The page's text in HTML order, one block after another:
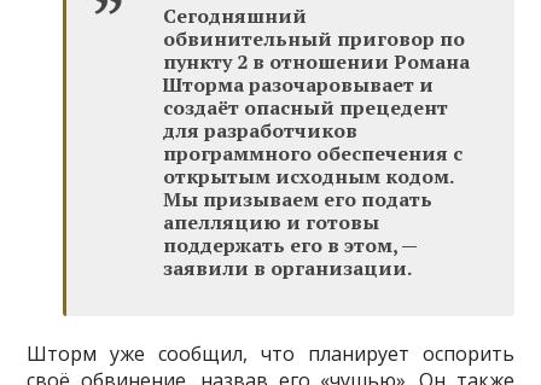
Сегодняшний
обвинительный приговор по
пункту 2 в отношении Романа
Шторма разочаровывает и
создаёт опасный прецедент
для разработчиков
программного обеспечения с
открытым исходным кодом.
Мы призываем его подать
апелляцию и готовы
поддержать его в этом, —
заявили в организации.
Шторм уже сообщил, что планирует оспорить